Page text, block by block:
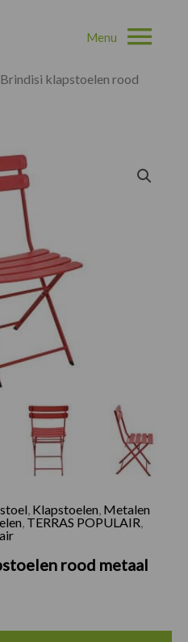
Brindisi klapstoelen rood
Klapstoelen Metalen
TERRAS POPULAIR
rood metaal
Oorspronkelijke
was:
Huidige
is:
Set van 4 Brindisi